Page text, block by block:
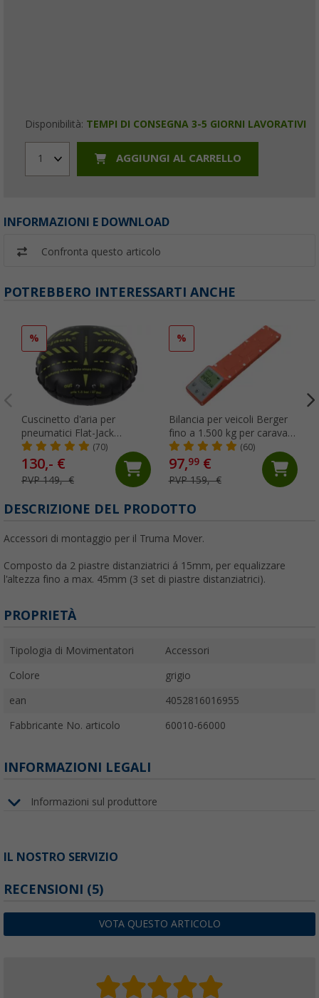
Disponibilità: TEMPI DI CONSEGNA 3-5 GIORNI LAVORATIVI
1 AGGIUNGI AL CARRELLO
INFORMAZIONI E DOWNLOAD
Confronta questo articolo
POTREBBERO INTERESSARTI ANCHE
%
Cuscinetto d'aria per
pneumatici Flat-Jack
Camper 2.0 per veicoli fino
a 6 tonnellate e fino a 305
mm di larghezza del
pneumatico
(70)
130,- €
PVP 149,- €
%
Bilancia per veicoli Berger
fino a 1.500 kg per caravan
e camper
(60)
97,99€
PVP 159,- €
DESCRIZIONE DEL PRODOTTO
Accessori di montaggio per il Truma Mover.
Composto da 2 piastre distanziatrici á 15mm, per equalizzare
l'altezza fino a max. 45mm (3 set di piastre distanziatrici).
PROPRIETÀ
Tipologia di Movimentatori Accessori
Colore grigio
ean 4052816016955
Fabbricante No. articolo 60010-66000
INFORMAZIONI LEGALI
Informazioni sul produttore
IL NOSTRO SERVIZIO
RECENSIONI (5)
VOTA QUESTO ARTICOLO